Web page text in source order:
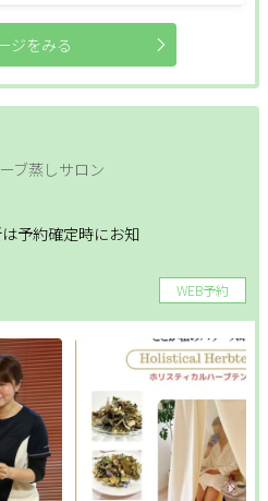
ジをみる
ブ蒸しサロン
WEB予約
予約確定時にお知
閉じる